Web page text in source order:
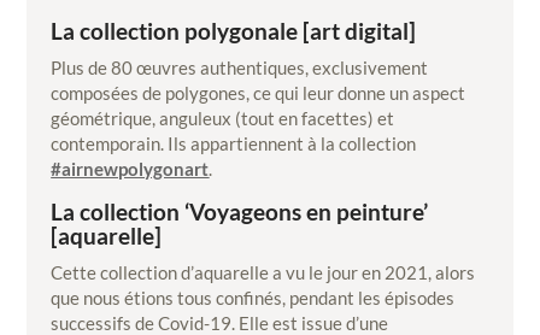
La collection polygonale [art digital]
Plus de 80 œuvres authentiques, exclusivement
composées de polygones, ce qui leur donne un aspect
géométrique, anguleux (tout en facettes) et
contemporain. Ils appartiennent à la collection
#airnewpolygonart.
La collection ‘Voyageons en peinture’
[aquarelle]
Cette collection d’aquarelle a vu le jour en 2021, alors
que nous étions tous confinés, pendant les épisodes
successifs de Covid-19. Elle est issue d’une